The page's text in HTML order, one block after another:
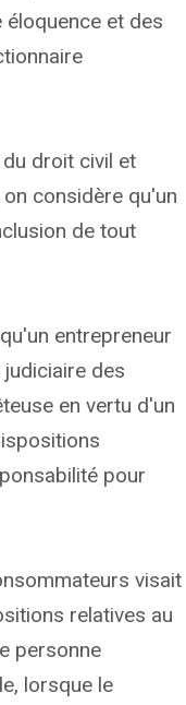
et des
droit civil et
considère qu'un
de tout
entrepreneur
des
en vertu d'un
pour
visait
relatives au
personne
lorsque le